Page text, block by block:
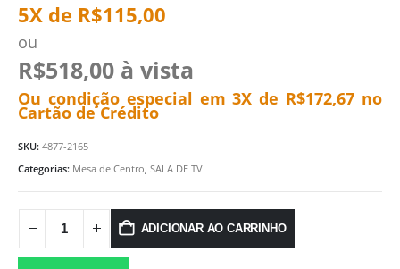
5X de R$115,00
ou
R$518,00 à vista
Ou condição especial em 3X de R$172,67 no
Cartão de Crédito
SKU: 4877-2165
Categorias: Mesa de Centro, SALA DE TV
ADICIONAR AO CARRINHO